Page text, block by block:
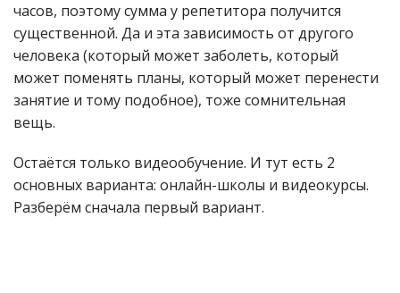
часов, поэтому сумма у репетитора получится
существенной. Да и эта зависимость от другого
человека (который может заболеть, который
может поменять планы, который может перенести
занятие и тому подобное), тоже сомнительная
вещь.
Остаётся только видеообучение. И тут есть 2
основных варианта: онлайн-школы и видеокурсы.
Разберём сначала первый вариант.